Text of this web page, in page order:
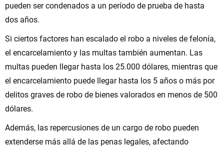
pueden ser condenados a un período de prueba de hasta
dos años.
Si ciertos factores han escalado el robo a niveles de felonía,
el encarcelamiento y las multas también aumentan. Las
multas pueden llegar hasta los 25.000 dólares, mientras que
el encarcelamiento puede llegar hasta los 5 años o más por
delitos graves de robo de bienes valorados en menos de 500
dólares.
Además, las repercusiones de un cargo de robo pueden
extenderse más allá de las penas legales, afectando